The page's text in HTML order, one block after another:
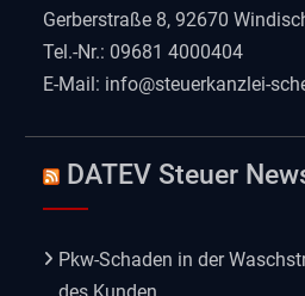
Gerberstraße 8, 92670
Tel.-Nr.: 09681 4000404
E-Mail: info@steuerkanzlei-
DATEV Steuer
Pkw-Schaden in der